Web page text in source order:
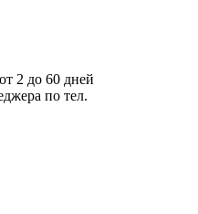
2 до 60 дней
по тел.